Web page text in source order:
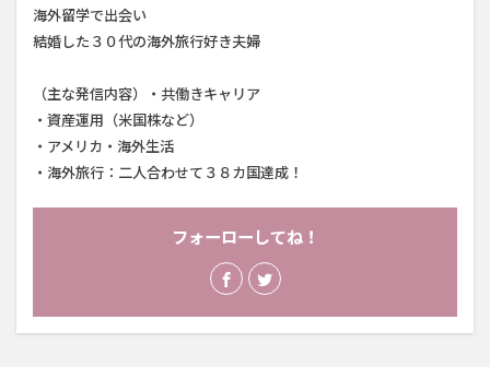
海外留学で出会い
結婚した３０代の海外旅行好き夫婦
（主な発信内容）・共働きキャリア
・資産運用（米国株など）
・アメリカ・海外生活
・海外旅行：二人合わせて３８カ国達成！
フォーローしてね！